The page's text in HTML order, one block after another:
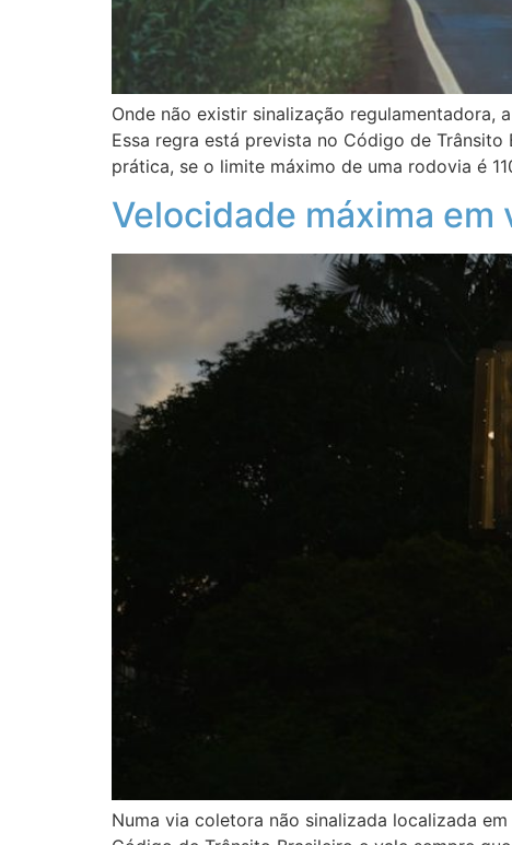
Onde não existir sinalização
Essa regra está prevista no Código de
prática, se o limite máximo de uma rodovia é
Velocidade máxima
Numa via coletora não sinalizada localizada